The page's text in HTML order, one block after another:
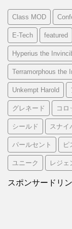
Class MOD
E-Tech featured
Hyperius the
Terramorphous the
Unkempt Harold
グレネード コロ
シールド スナイ
パールセント ピ
ユニーク レジェ
スポンサードリ